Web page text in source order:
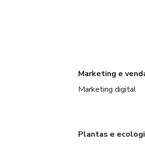
Marketing e
Marketing digital
Plantas e